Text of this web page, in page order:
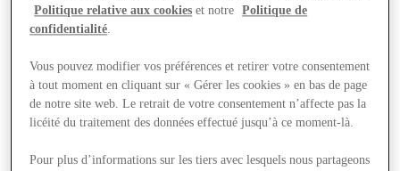
Magasins
Politique relative aux cookies et notre
Politique de
confidentialité.
Vous pouvez modifier vos préférences et retirer votre consentement
à tout moment en cliquant sur « Gérer les cookies » en bas de page
de notre site web. Le retrait de votre consentement n’affecte pas la
licéité du traitement des données effectué jusqu’à ce moment-là.
Pour plus d’informations sur les tiers avec lesquels nous partageons